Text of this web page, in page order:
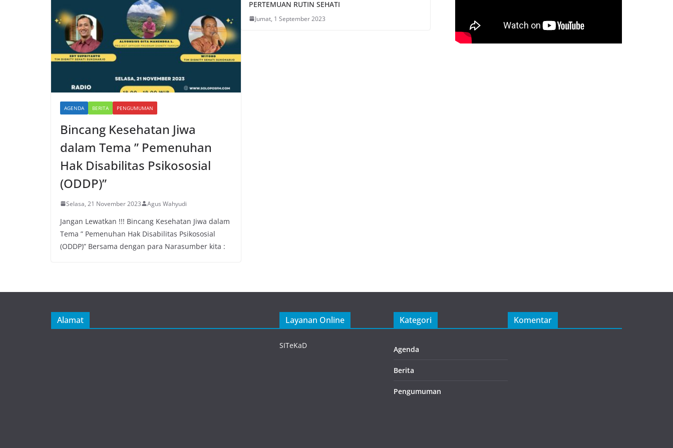
AGENDA BERITA PENGUMUMAN
Bincang Kesehatan Jiwa
dalam Tema ” Pemenuhan
Hak Disabilitas Psikososial
(ODDP)”
Selasa, 21 November 2023 Agus Wahyudi
Jangan Lewatkan !!! Bincang Kesehatan Jiwa dalam
Tema ” Pemenuhan Hak Disabilitas Psikososial
(ODDP)” Bersama dengan para Narasumber kita :
PERTEMUAN RUTIN SEHATI
Jumat, 1 September 2023
Alamat Layanan Online
SITeKaD
Kategori
Agenda
Berita
Pengumuman
Komentar